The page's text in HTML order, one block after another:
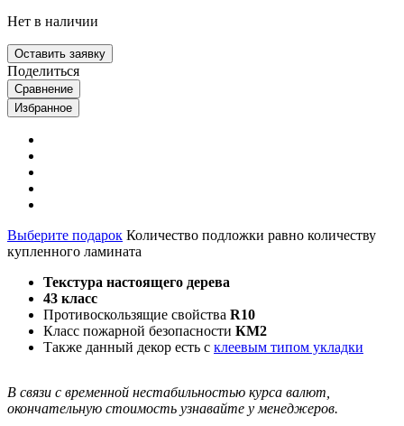
Нет в наличии
Оставить заявку
Поделиться
Сравнение
Избранное
Выберите подарок Количество подложки равно количеству
купленного ламината
Текстура настоящего дерева
43 класс
Противоскользящие свойства R10
Класс пожарной безопасности КМ2
Также данный декор есть с клеевым типом укладки
В связи с временной нестабильностью курса валют,
окончательную стоимость узнавайте у менеджеров.